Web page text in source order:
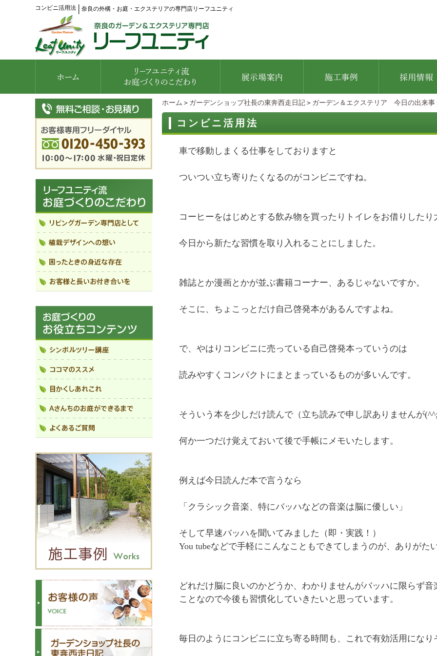
コンビニ活用法 奈良の外構・お庭・エクステリアの専門店リーフユニティ
ホーム ＞ ガーデンショップ社長の東奔西走日記 ＞ ガーデン＆エクステリア 今日の出来事
コンビニ活用法
車で移動しまくる仕事をしておりますと
ついつい立ち寄りたくなるのがコンビニですね。
コーヒーをはじめとする飲み物を買ったりトイレをお借りした
今日から新たな習慣を取り入れることにしました。
雑誌とか漫画とかが並ぶ書籍コーナー、あるじゃないですか。
そこに、ちょこっとだけ自己啓発本があるんですよね。
で、やはりコンビニに売っている自己啓発本っていうのは
読みやすくコンパクトにまとまっているものが多いんです。
そういう本を少しだけ読んで（立ち読みで申し訳ありませんが
何か一つだけ覚えておいて後で手帳にメモいたします。
例えば今日読んだ本で言うなら
「クラシック音楽、特にバッハなどの音楽は脳に優しい」
そして早速バッハを聞いてみました（即・実践！）
You tubeなどで手軽にこんなこともできてしまうのが、ありがた
どれだけ脳に良いのかどうか、わかりませんがバッハに限らず
ことなので今後も習慣化していきたいと思っています。
毎日のようにコンビニに立ち寄る時間も、これで有効活用になり